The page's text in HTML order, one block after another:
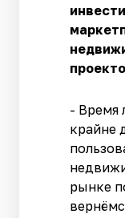
- Время
крайне
рынке